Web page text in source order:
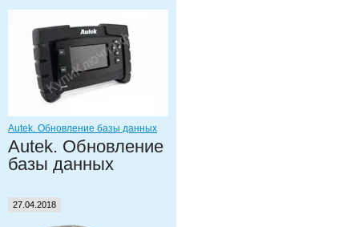
Autek. Обновление базы данных
Autek. Обновление
базы данных
27.04.2018